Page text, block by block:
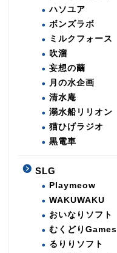
ハソユア
ボンズラボ
ミルクフォース
吹溜
妄想の繭
月の水企画
清水庵
溺水船リリオン
猫ひげラジオ
黒電車
SLG
Playmeow
WAKUWAKU
おいなりソフト
むくどりGames
るりりソフト